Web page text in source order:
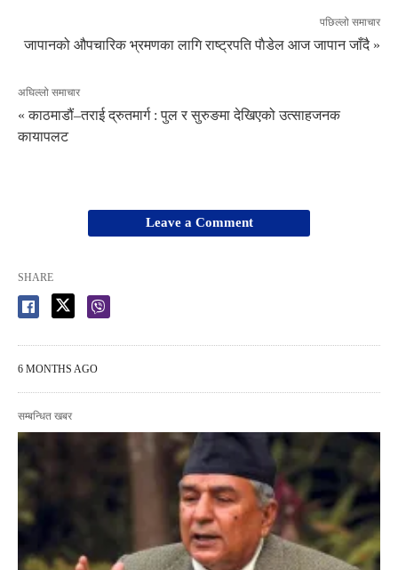
पछिल्लो समाचार
जापानको औपचारिक भ्रमणका लागि राष्ट्रपति पाैडेल आज जापान जाँदै »
अघिल्लो समाचार
« काठमाडौं–तराई द्रुतमार्ग : पुल र सुरुङमा देखिएको उत्साहजनक
कायापलट
Leave a Comment
SHARE
6 MONTHS AGO
सम्बन्धित खबर